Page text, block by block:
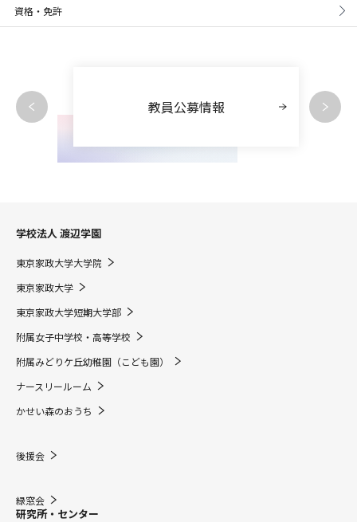
資格・免許
教員公募情報
学校法人 渡辺学園
東京家政大学大学院
東京家政大学
東京家政大学短期大学部
附属女子中学校・高等学校
附属みどりケ丘幼稚園（こども園）
ナースリールーム
かせい森のおうち
後援会
緑窓会
研究所・センター